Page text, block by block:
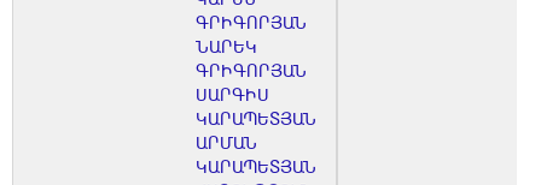
ԳՐԻԳՈՐՅԱՆ
ՆԱՐԵԿ
ԳՐԻԳՈՐՅԱՆ
ՍԱՐԳԻՍ
ԿԱՐԱՊԵՏՅԱՆ
ԱՐՄԱՆ
ԿԱՐԱՊԵՏՅԱՆ